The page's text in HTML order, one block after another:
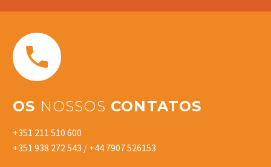


OS NOSSOS CONTATOS
+351 211 510 600
+351 938 272 543 / +44 7907 526153